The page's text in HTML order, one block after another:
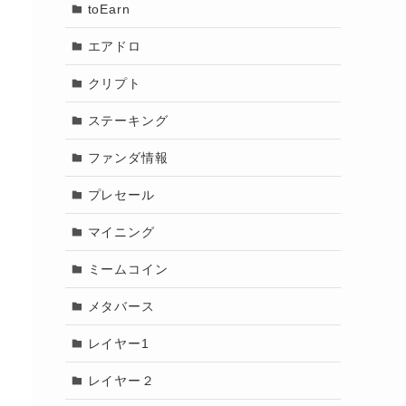
toEarn
エアドロ
クリプト
ステーキング
ファンダ情報
プレセール
マイニング
ミームコイン
メタバース
レイヤー1
レイヤー２